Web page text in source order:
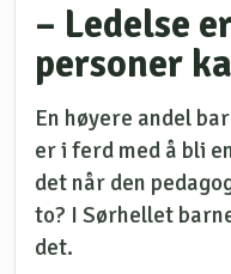
– Ledelse
personer
En høyere andel
er i ferd med å bli
det når den
to? I Sørhellet
det.